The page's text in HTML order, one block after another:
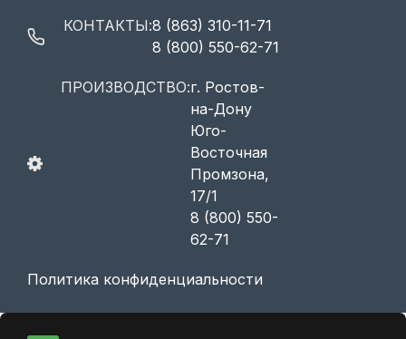
КОНТАКТЫ:8 (863) 310-11-71
8 (800) 550-62-71
ПРОИЗВОДСТВО:г. Ростов-
на-Дону
Юго-
Восточная
Промзона,
17/1
8 (800) 550-
62-71
Политика конфиденциальности